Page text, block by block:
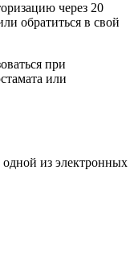
через 20
обратиться в свой
при
или
из электронных